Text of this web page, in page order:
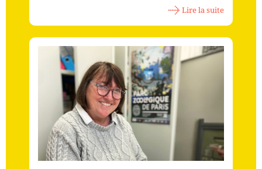
Lire la suite